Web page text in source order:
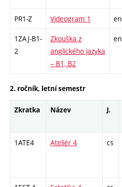
PR1-Z Videogram 1 en
1ZAJ-B1-
2
Zkouška z
anglického jazyka
– B1, B2
en
2. ročník, letní semestr
Zkratka Název J.
1ATE4 Ateliér 4 cs